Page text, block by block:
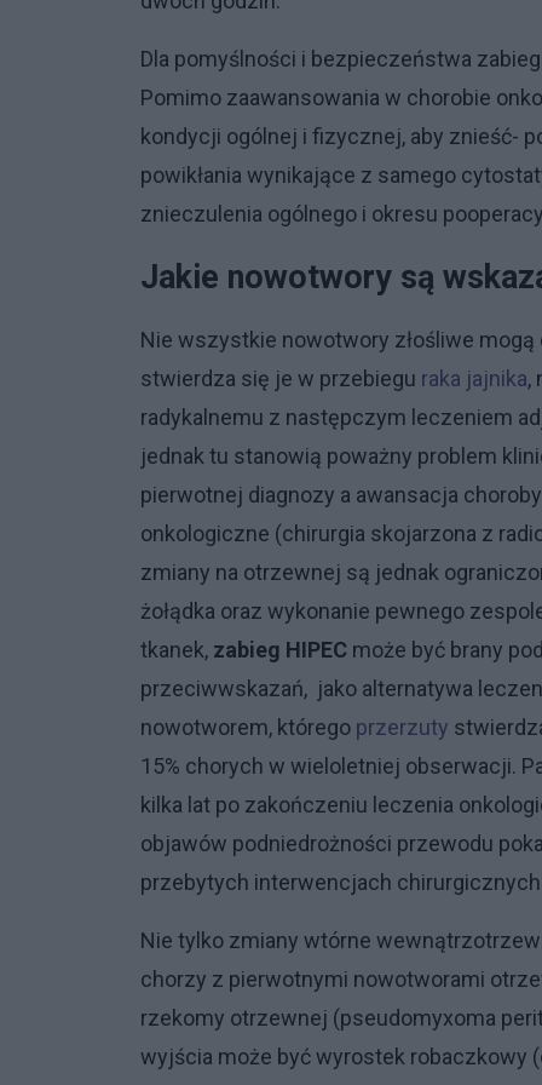
Dla pomyślności i bezpieczeństwa
Pomimo zaawansowania w chorobie
kondycji ogólnej i fizycznej, aby znieść-
powikłania wynikające z samego
znieczulenia ogólnego i okresu
Jakie nowotwory są
Nie wszystkie nowotwory złośliwe mogą
stwierdza się je w przebiegu raka jajnika,
radykalnemu z następczym leczeniem
jednak tu stanowią poważny problem
pierwotnej diagnozy a awansacja
onkologiczne (chirurgia skojarzona z
zmiany na otrzewnej są jednak
żołądka oraz wykonanie pewnego
tkanek, zabieg HIPEC może być brany
przeciwwskazań, jako alternatywa
nowotworem, którego przerzuty
15% chorych w wieloletniej obserwacji.
kilka lat po zakończeniu leczenia
objawów podniedrożności przewodu
przebytych interwencjach
Nie tylko zmiany wtórne
chorzy z pierwotnymi nowotworami
rzekomy otrzewnej (pseudomyxoma
wyjścia może być wyrostek robaczkowy